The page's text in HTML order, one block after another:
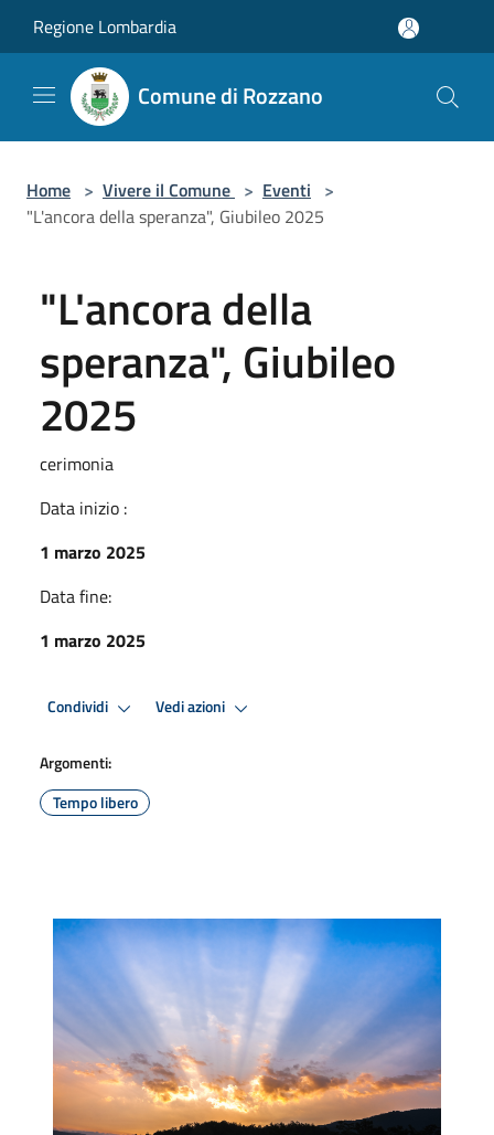
Regione Lombardia
Comune di Rozzano
Home > Vivere il Comune > Eventi >
"L'ancora della speranza", Giubileo 2025
"L'ancora della
speranza", Giubileo
2025
cerimonia
Data inizio :
1 marzo 2025
Data fine:
1 marzo 2025
Condividi Vedi azioni
Argomenti:
Tempo libero